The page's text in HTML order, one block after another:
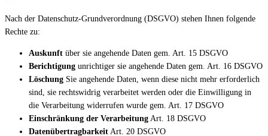
Nach der Datenschutz-Grundverordnung (DSGVO) stehen Ihnen folgende
Rechte zu:
Auskunft über sie angehende Daten gem. Art. 15 DSGVO
Berichtigung unrichtiger sie angehende Daten gem. Art. 16 DSGVO
Löschung Sie angehende Daten, wenn diese nicht mehr erforderlich
sind, sie rechtswidrig verarbeitet werden oder die Einwilligung in
die Verarbeitung widerrufen wurde gem. Art. 17 DSGVO
Einschränkung der Verarbeitung Art. 18 DSGVO
Datenübertragbarkeit Art. 20 DSGVO